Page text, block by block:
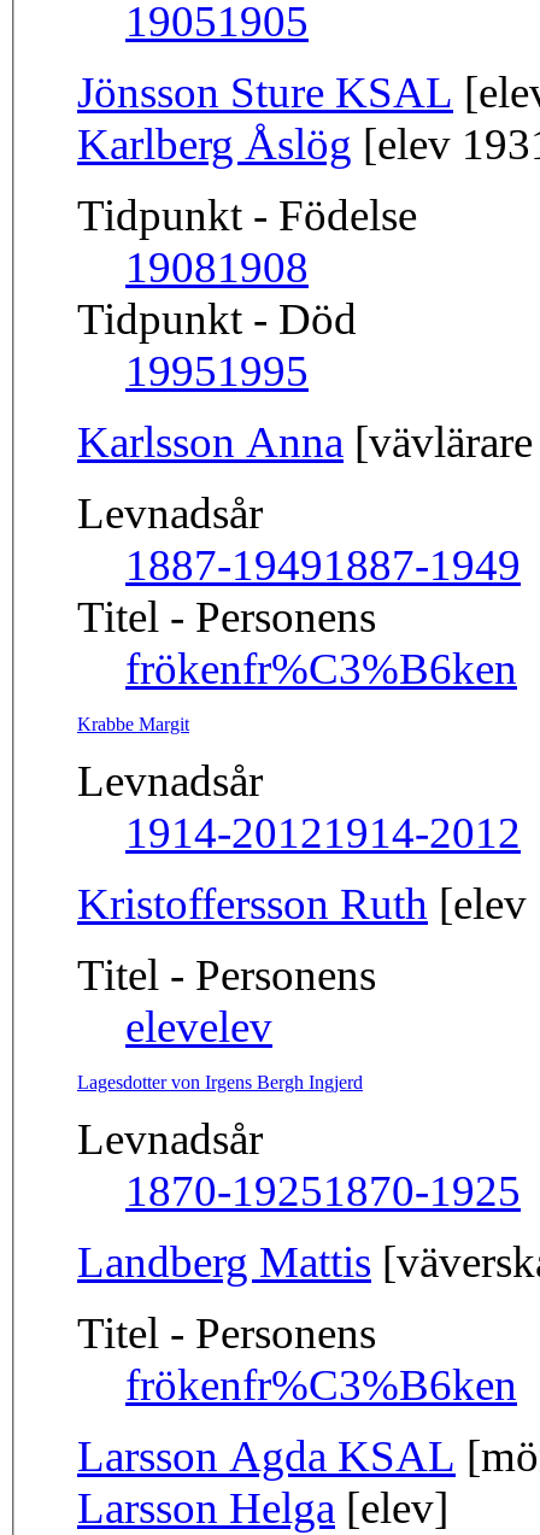
19051905
Jönsson Sture KSAL
Karlberg Åslög [elev
Tidpunkt - Födelse
19081908
Tidpunkt - Död
19951995
Karlsson Anna
Levnadsår
1887-19491887-1949
Titel - Personens
frökenfr%C3%B6ken
Krabbe Margit
Levnadsår
1914-20121914-2012
Kristoffersson Ruth [elev
Titel - Personens
elevelev
Lagesdotter von Irgens Bergh Ingjerd
Levnadsår
1870-19251870-1925
Landberg Mattis
Titel - Personens
frökenfr%C3%B6ken
Larsson Agda KSAL
Larsson Helga [elev]